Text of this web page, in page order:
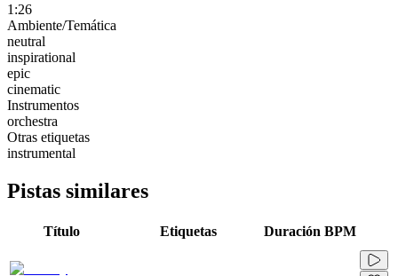
1:26
Ambiente/Temática
neutral
inspirational
epic
cinematic
Instrumentos
orchestra
Otras etiquetas
instrumental
Pistas similares
Título Etiquetas Duración BPM